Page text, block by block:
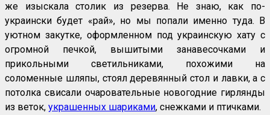
же изыскала столик из резерва. Не знаю, как по-
украински будет «рай», но мы попали именно туда. В
уютном закутке, оформленном под украинскую хату с
огромной печкой, вышитыми занавесочками и
прикольными светильниками, похожими на
соломенные шляпы, стоял деревянный стол и лавки, а с
потолка свисали очаровательные новогодние гирлянды
из веток, украшенных шариками, снежками и птичками.